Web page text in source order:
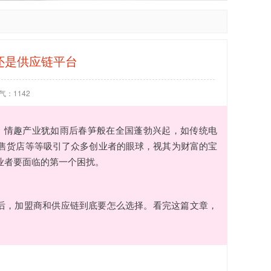
供应链平台
： 1142
趣产业犹如雨后春笋般在全国蓬勃兴起，如传统电
店等等吸引了众多创业者的眼球，视其为财富的宝
要面临的第一个困扰。
加盟商和供应链到底要怎么选择。看完这篇文章，